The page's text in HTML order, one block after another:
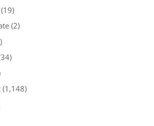
(2)
(1,148)